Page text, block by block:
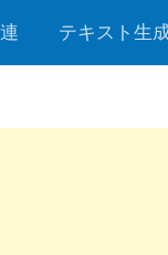
テキスト生